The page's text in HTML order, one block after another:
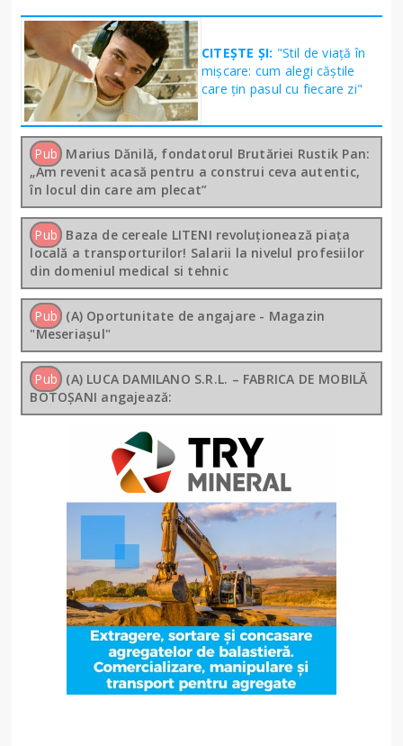
CITEȘTE ȘI: "Stil de viață în
mișcare: cum alegi căștile
care țin pasul cu fiecare zi"
Pub Marius Dănilă, fondatorul Brutăriei Rustik Pan:
„Am revenit acasă pentru a construi ceva autentic,
în locul din care am plecat”
Pub Baza de cereale LITENI revoluționează piața
locală a transporturilor! Salarii la nivelul profesiilor
din domeniul medical si tehnic
Pub (A) Oportunitate de angajare - Magazin
"Meseriașul"
Pub (A) LUCA DAMILANO S.R.L. – FABRICA DE MOBILĂ
BOTOȘANI angajează: